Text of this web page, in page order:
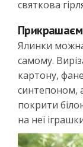
святкова
Ялинки
самому.
картону,
синтепоном,
покрити
на неї